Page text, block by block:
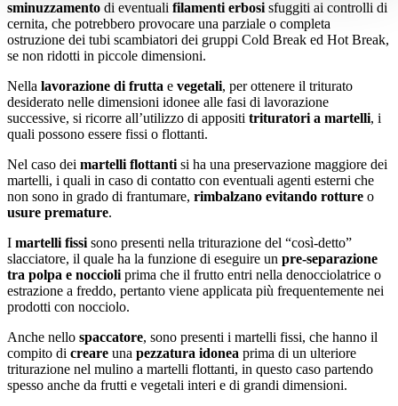
sminuzzamento di eventuali filamenti erbosi sfuggiti ai controlli di
cernita, che potrebbero provocare una parziale o completa
ostruzione dei tubi scambiatori dei gruppi Cold Break ed Hot Break,
se non ridotti in piccole dimensioni.
Nella lavorazione di frutta e vegetali, per ottenere il triturato
desiderato nelle dimensioni idonee alle fasi di lavorazione
successive, si ricorre all’utilizzo di appositi trituratori a martelli, i
quali possono essere fissi o flottanti.
Nel caso dei martelli flottanti si ha una preservazione maggiore dei
martelli, i quali in caso di contatto con eventuali agenti esterni che
non sono in grado di frantumare, rimbalzano evitando rotture o
usure premature.
I martelli fissi sono presenti nella triturazione del “così-detto”
slacciatore, il quale ha la funzione di eseguire un pre-separazione
tra polpa e noccioli prima che il frutto entri nella denocciolatrice o
estrazione a freddo, pertanto viene applicata più frequentemente nei
prodotti con nocciolo.
Anche nello spaccatore, sono presenti i martelli fissi, che hanno il
compito di creare una pezzatura idonea prima di un ulteriore
triturazione nel mulino a martelli flottanti, in questo caso partendo
spesso anche da frutti e vegetali interi e di grandi dimensioni.